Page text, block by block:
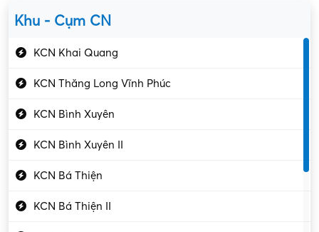
Kỹ sư cơ khí
Kỹ sư điện
Kỹ thuật cao
Kỹ thuật mạng – IT
Làm bán thời gian
Lao động phổ thông
Lập trình – Phát triển
Khu - Cụm CN
KCN Khai Quang
KCN Thăng Long Vĩnh Phúc
KCN Bình Xuyên
KCN Bình Xuyên II
KCN Bá Thiện
KCN Bá Thiện II